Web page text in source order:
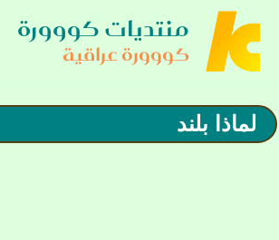
منتديات كووورة
كووورة عراقية
لماذا بلند